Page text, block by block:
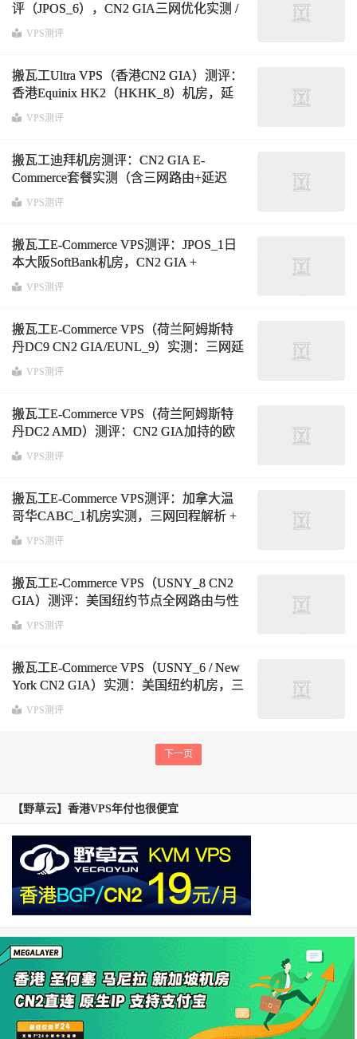
评（JPOS_6），CN2 GIA三网优化实测 /
延迟分析 / 路由解析 / IP质量检测
VPS测评
搬瓦工Ultra VPS（香港CN2 GIA）测评：
香港Equinix HK2（HKHK_8）机房，延
迟、路由与三网表现分析
VPS测评
搬瓦工迪拜机房测评：CN2 GIA E-
Commerce套餐实测（含三网路由+延迟
+性能全解析）
VPS测评
搬瓦工E-Commerce VPS测评：JPOS_1日
本大阪SoftBank机房，CN2 GIA +
SoftBank双线路表现解析
VPS测评
搬瓦工E-Commerce VPS（荷兰阿姆斯特
丹DC9 CN2 GIA/EUNL_9）实测：三网延
迟224ms，路由解析与性能全面分析
VPS测评
搬瓦工E-Commerce VPS（荷兰阿姆斯特
丹DC2 AMD）测评：CN2 GIA加持的欧
美中转型VPS真实表现
VPS测评
搬瓦工E-Commerce VPS测评：加拿大温
哥华CABC_1机房实测，三网回程解析 +
CN2 GIA线路表现
VPS测评
搬瓦工E-Commerce VPS（USNY_8 CN2
GIA）测评：美国纽约节点全网路由与性
能实测分析
VPS测评
搬瓦工E-Commerce VPS（USNY_6 / New
York CN2 GIA）实测：美国纽约机房，三
网路由与延迟深度解析
VPS测评
下一页
【野草云】香港VPS年付也很便宜